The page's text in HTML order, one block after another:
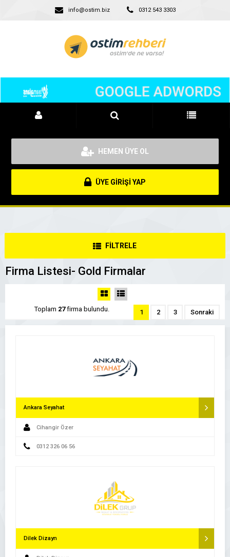
info@ostim.biz 0312 543 3303
HEMEN ÜYE OL
ÜYE GİRİŞİ YAP
FİLTRELE
Firma Listesi- Gold Firmalar
Toplam 27firma bulundu. 1 2 3 Sonraki
Ankara Seyahat
Cihangir Özer
0312 326 06 56
Dilek Dizayn